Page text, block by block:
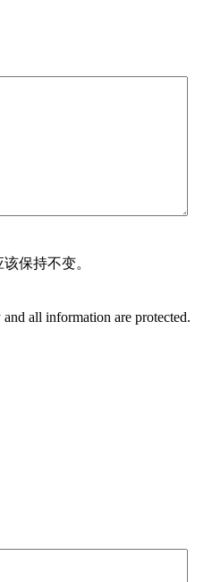
保持不变。
all information are protected.